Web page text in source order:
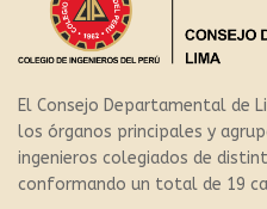
El Consejo Departamental de
los órganos principales y
ingenieros colegiados de
conformando un total de 19